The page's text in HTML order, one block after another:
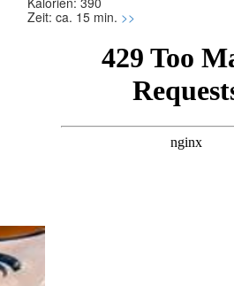
Zeit: ca. 15 min. >>